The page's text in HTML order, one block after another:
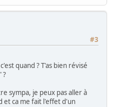
#3
quand ? T'as bien révisé
?
sympa, je peux pas aller à
et ca me fait l'effet d'un